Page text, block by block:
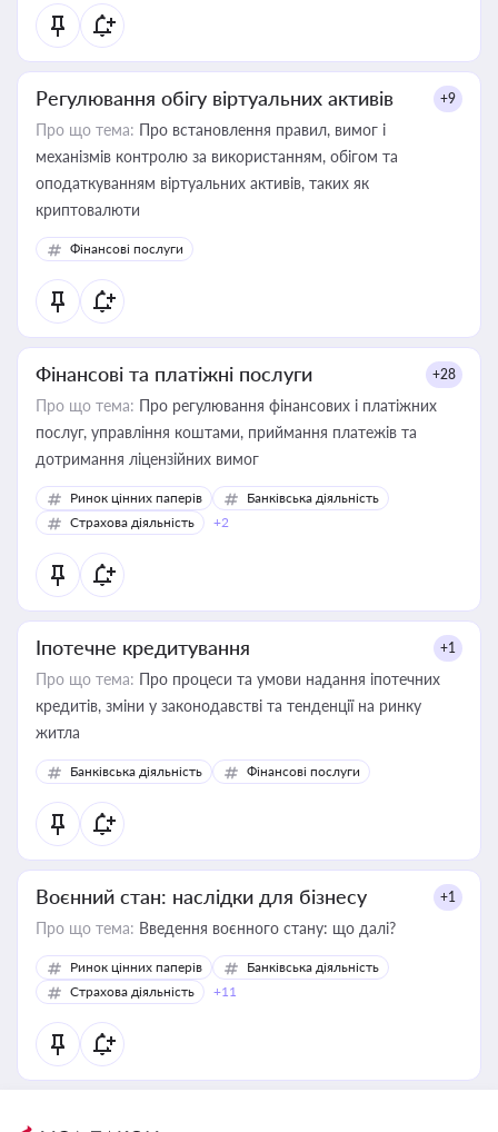
Регулювання обігу віртуальних активів +9
Про що тема: Про встановлення правил, вимог і
механізмів контролю за використанням, обігом та
оподаткуванням віртуальних активів, таких як
криптовалюти
Фінансові послуги
Фінансові та платіжні послуги +28
Про що тема: Про регулювання фінансових і платіжних
послуг, управління коштами, приймання платежів та
дотримання ліцензійних вимог
Ринок цінних паперів
Банківська діяльність
Страхова діяльність
+2
Іпотечне кредитування +1
Про що тема: Про процеси та умови надання іпотечних
кредитів, зміни у законодавстві та тенденції на ринку
житла
Банківська діяльність Фінансові послуги
Воєнний стан: наслідки для бізнесу +1
Про що тема: Введення воєнного стану: що далі?
Ринок цінних паперів
Банківська діяльність
Страхова діяльність
+11